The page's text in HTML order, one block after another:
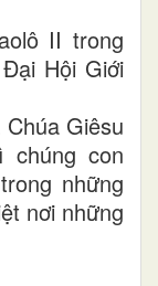
II trong
Hội Giới
Giêsu
chúng con
những
nơi những